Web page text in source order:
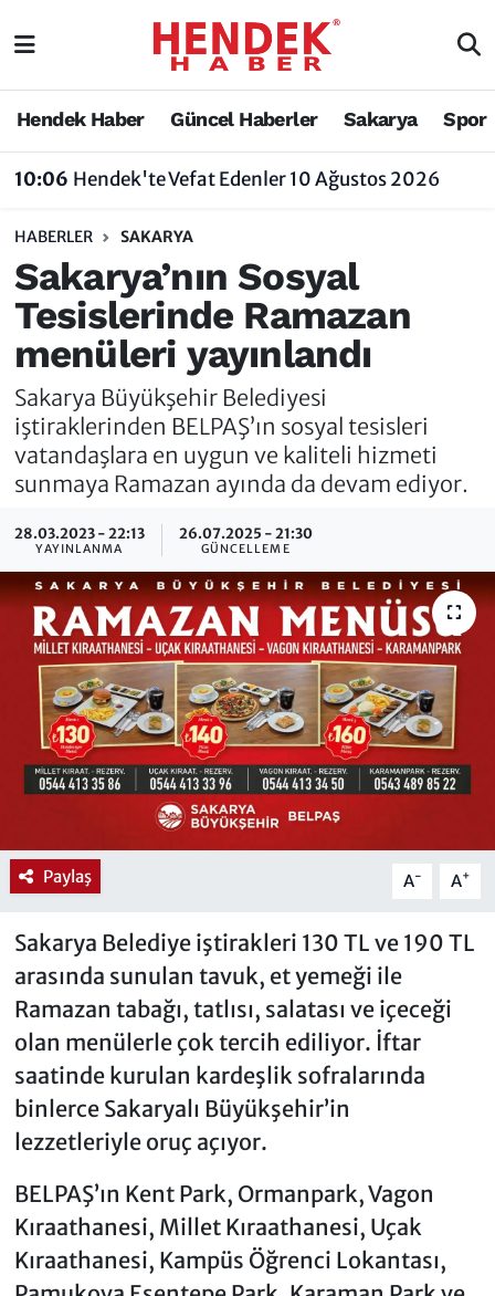
Hendek Haber Güncel Haberler Sakarya Spor
10:06 Hendek'te Vefat Edenler 10 Ağustos 2026
HABERLER SAKARYA
Sakarya’nın Sosyal
Tesislerinde Ramazan
menüleri yayınlandı
Sakarya Büyükşehir Belediyesi
iştiraklerinden BELPAŞ’ın sosyal tesisleri
vatandaşlara en uygun ve kaliteli hizmeti
sunmaya Ramazan ayında da devam ediyor.
28.03.2023 - 22:13
YAYINLANMA
26.07.2025 - 21:30
GÜNCELLEME
Paylaş A- A+
Sakarya Belediye iştirakleri 130 TL ve 190 TL
arasında sunulan tavuk, et yemeği ile
Ramazan tabağı, tatlısı, salatası ve içeceği
olan menülerle çok tercih ediliyor. İftar
saatinde kurulan kardeşlik sofralarında
binlerce Sakaryalı Büyükşehir’in
lezzetleriyle oruç açıyor.
BELPAŞ’ın Kent Park, Ormanpark, Vagon
Kıraathanesi, Millet Kıraathanesi, Uçak
Kıraathanesi, Kampüs Öğrenci Lokantası,
Hendek Haber
Nöbetçi Eczaneler
Vefat Edenler
Hendek Haber
Hakkında
Hendek Haber Reklam Servisi
Künye
İletişim
Sakarya Nöbetçi Eczaneler
Sakarya Trafik Yoğunluk Haritası
Tüm Manşetler
Son Dakika Haberleri
Haber Arşivi